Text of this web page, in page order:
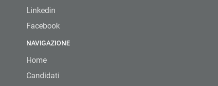
Linkedin
Facebook
NAVIGAZIONE
Home
Candidati